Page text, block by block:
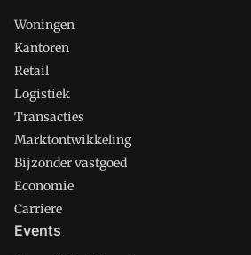
Woningen
Kantoren
Retail
Logistiek
Transacties
Marktontwikkeling
Bijzonder vastgoed
Economie
Carriere
Events